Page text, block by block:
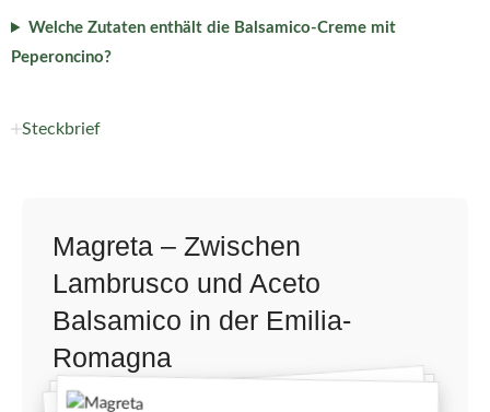
Welche Zutaten enthält die Balsamico-Creme mit
Peperoncino?
Steckbrief
Magreta – Zwischen
Lambrusco und Aceto
Balsamico in der Emilia-
Romagna